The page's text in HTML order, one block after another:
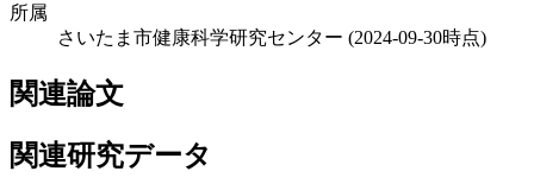
所属
さいたま市健康科学研究センター (2024-09-30時点)
関連論文
関連研究データ